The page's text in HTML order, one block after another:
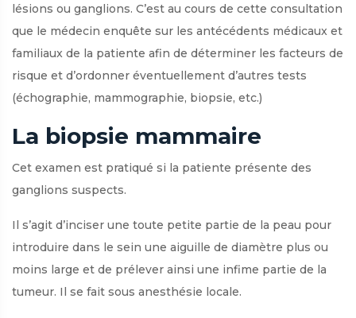
lésions ou ganglions. C’est au cours de cette consultation
que le médecin enquête sur les antécédents médicaux et
familiaux de la patiente afin de déterminer les facteurs de
risque et d’ordonner éventuellement d’autres tests
(échographie, mammographie, biopsie, etc.)
La biopsie mammaire
Cet examen est pratiqué si la patiente présente des
ganglions suspects.
Il s’agit d’inciser une toute petite partie de la peau pour
introduire dans le sein une aiguille de diamètre plus ou
moins large et de prélever ainsi une infime partie de la
tumeur. Il se fait sous anesthésie locale.